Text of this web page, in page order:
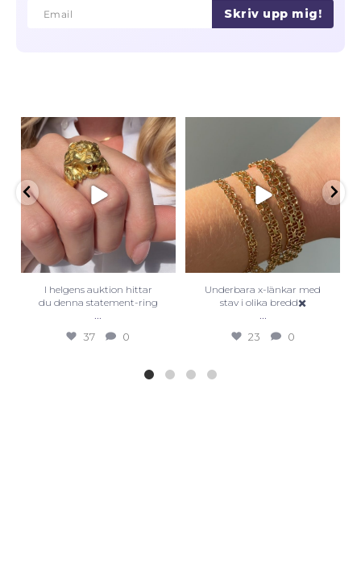
Email
Email Skriv upp mig!
I helgens auktion hittar
du denna statement-ring
...
37 0
Underbara x-länkar med
stav i olika bredd✖️
...
23 0